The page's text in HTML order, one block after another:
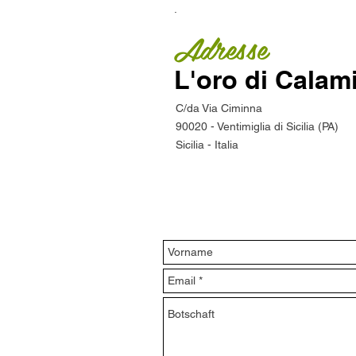
L'oro di
Adresse
C/da Via Ciminna
90020 - Ventimiglia di Sicilia (PA)
Sicilia - Italia